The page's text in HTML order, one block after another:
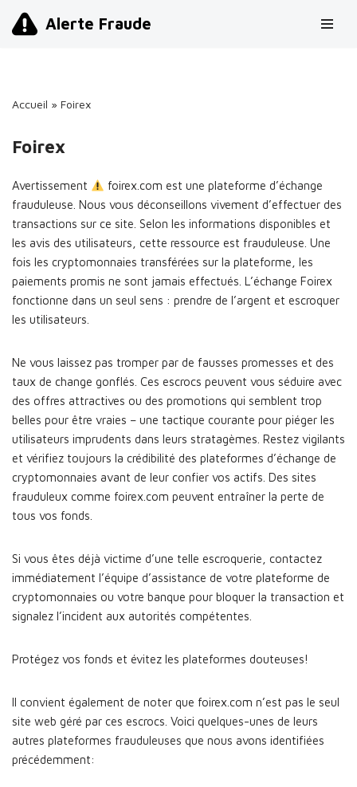
Alerte Fraude
Accueil » Foirex
Foirex
Avertissement
foirex.com est une plateforme d’échange
frauduleuse. Nous vous déconseillons vivement d’effectuer des
transactions sur ce site. Selon les informations disponibles et
les avis des utilisateurs, cette ressource est frauduleuse. Une
fois les cryptomonnaies transférées sur la plateforme, les
paiements promis ne sont jamais effectués. L’échange Foirex
fonctionne dans un seul sens : prendre de l’argent et escroquer
les utilisateurs.
Ne vous laissez pas tromper par de fausses promesses et des
taux de change gonflés. Ces escrocs peuvent vous séduire avec
des offres attractives ou des promotions qui semblent trop
belles pour être vraies – une tactique courante pour piéger les
utilisateurs imprudents dans leurs stratagèmes. Restez vigilants
et vérifiez toujours la crédibilité des plateformes d’échange de
cryptomonnaies avant de leur confier vos actifs. Des sites
frauduleux comme foirex.com peuvent entraîner la perte de
tous vos fonds.
Si vous êtes déjà victime d’une telle escroquerie, contactez
immédiatement l’équipe d’assistance de votre plateforme de
cryptomonnaies ou votre banque pour bloquer la transaction et
signalez l’incident aux autorités compétentes.
Protégez vos fonds et évitez les plateformes douteuses!
Il convient également de noter que foirex.com n’est pas le seul
site web géré par ces escrocs. Voici quelques-unes de leurs
autres plateformes frauduleuses que nous avons identifiées
précédemment: